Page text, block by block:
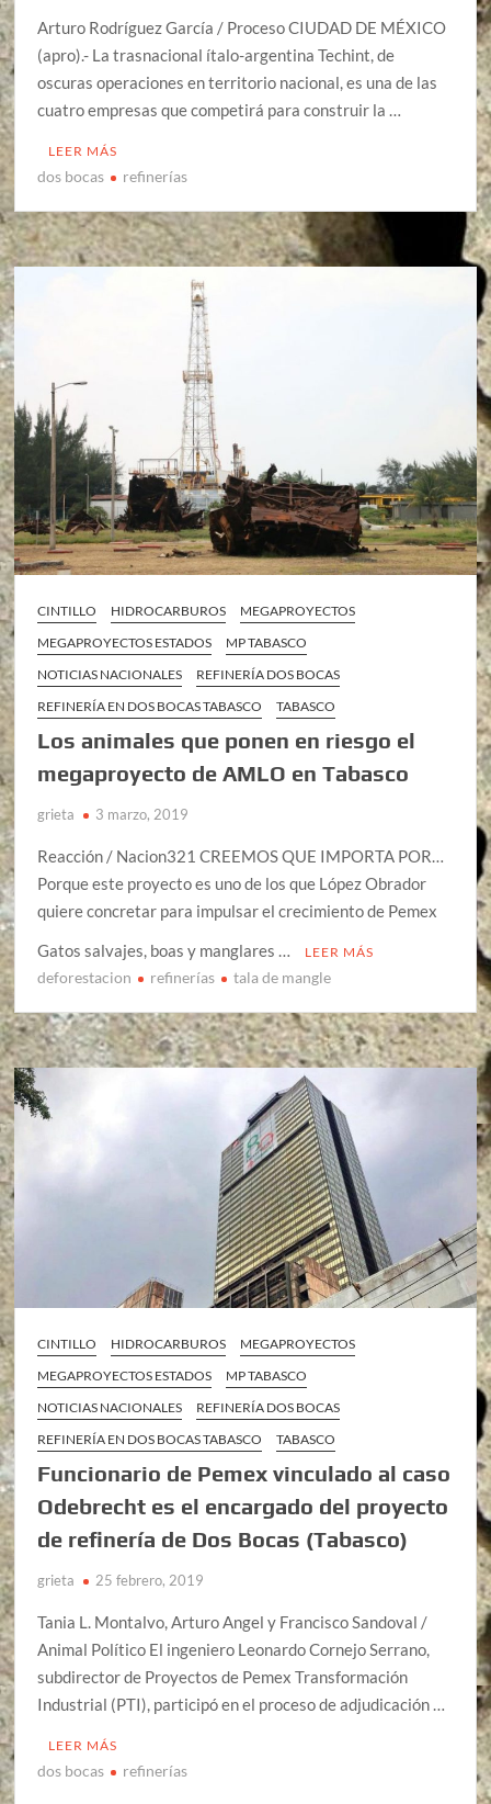
Arturo Rodríguez García / Proceso CIUDAD DE MÉXICO
(apro).- La trasnacional ítalo-argentina Techint, de
oscuras operaciones en territorio nacional, es una de las
cuatro empresas que competirá para construir la …
LEER MÁS
dos bocas refinerías
CINTILLO HIDROCARBUROS
MEGAPROYECTOS
MEGAPROYECTOS ESTADOS
MP TABASCO
NOTICIAS NACIONALES
REFINERÍA DOS BOCAS
REFINERÍA EN DOS BOCAS TABASCO
TABASCO
Los animales que ponen en riesgo el
megaproyecto de AMLO en Tabasco
grieta 3 marzo, 2019
Reacción / Nacion321 CREEMOS QUE IMPORTA POR…
Porque este proyecto es uno de los que López Obrador
quiere concretar para impulsar el crecimiento de Pemex
Gatos salvajes, boas y manglares …
LEER MÁS
deforestacion refinerías tala de mangle
CINTILLO HIDROCARBUROS
MEGAPROYECTOS
MEGAPROYECTOS ESTADOS
MP TABASCO
NOTICIAS NACIONALES
REFINERÍA DOS BOCAS
REFINERÍA EN DOS BOCAS TABASCO
TABASCO
Funcionario de Pemex vinculado al caso
Odebrecht es el encargado del proyecto
de refinería de Dos Bocas (Tabasco)
grieta 25 febrero, 2019
Tania L. Montalvo, Arturo Angel y Francisco Sandoval /
Animal Político El ingeniero Leonardo Cornejo Serrano,
subdirector de Proyectos de Pemex Transformación
Industrial (PTI), participó en el proceso de adjudicación …
LEER MÁS
dos bocas refinerías